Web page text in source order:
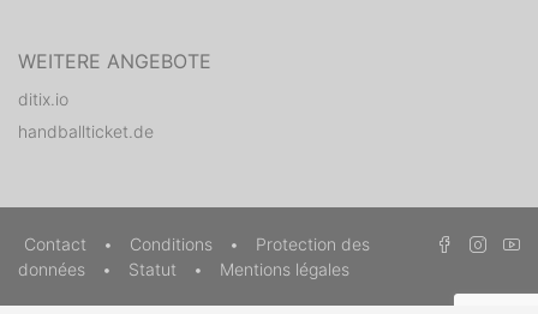
WEITERE ANGEBOTE
ditix.io
handballticket.de
Contact • Conditions •
Protection des
données
• Statut • Mentions légales